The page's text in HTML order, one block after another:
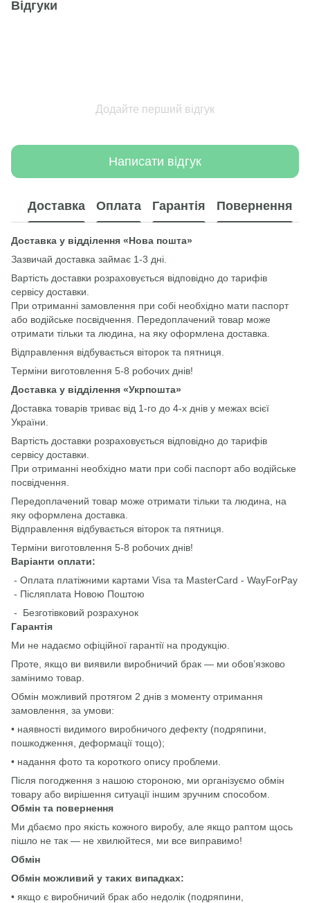
Відгуки
Додайте перший відгук
Написати відгук
Доставка Оплата Гарантія Повернення
Доставка у відділення «Нова пошта»
Зазвичай доставка займає 1-3 дні.
Вартість доставки розраховується відповідно до тарифів
сервісу доставки.
При отриманні замовлення при собі необхідно мати паспорт
або водійське посвідчення. Передоплачений товар може
отримати тільки та людина, на яку оформлена доставка.
Відправлення відбувається віторок та пятниця.
Терміни виготовлення 5-8 робочих днів!
Доставка у відділення «Укрпошта»
Доставка товарів триває від 1-го до 4-х днів у межах всієї
України.
Вартість доставки розраховується відповідно до тарифів
сервісу доставки.
При отриманні необхідно мати при собі паспорт або водійське
посвідчення.
Передоплачений товар може отримати тільки та людина, на
яку оформлена доставка.
Відправлення відбувається віторок та пятниця.
Терміни виготовлення 5-8 робочих днів!
Варіанти оплати:
- Оплата платіжними картами Visa та MasterCard - WayForPay
- Післяплата Новою Поштою
- Безготівковий розрахунок
Гарантія
Ми не надаємо офіційної гарантії на продукцію.
Проте, якщо ви виявили виробничий брак — ми обов’язково
замінимо товар.
Обмін можливий протягом 2 днів з моменту отримання
замовлення, за умови:
• наявності видимого виробничого дефекту (подряпини,
пошкодження, деформації тощо);
• надання фото та короткого опису проблеми.
Після погодження з нашою стороною, ми організуємо обмін
товару або вирішення ситуації іншим зручним способом.
Обмін та повернення
Ми дбаємо про якість кожного виробу, але якщо раптом щось
пішло не так — не хвилюйтеся, ми все виправимо!
Обмін
Обмін можливий у таких випадках:
• якщо є виробничий брак або недолік (подряпини,